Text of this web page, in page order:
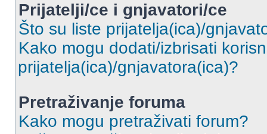
Prijatelji/ce i gnjavatori/ce
Što su liste prijatelja(ica)/
Kako mogu dodati/izbrisati
prijatelja(ica)/gnjavatora(ica)?
Pretraživanje foruma
Kako mogu pretraživati forum?